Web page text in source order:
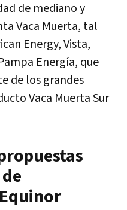
de mediano y
Vaca Muerta, tal
Energy, Vista,
Energía, que
de los grandes
Vaca Muerta Sur